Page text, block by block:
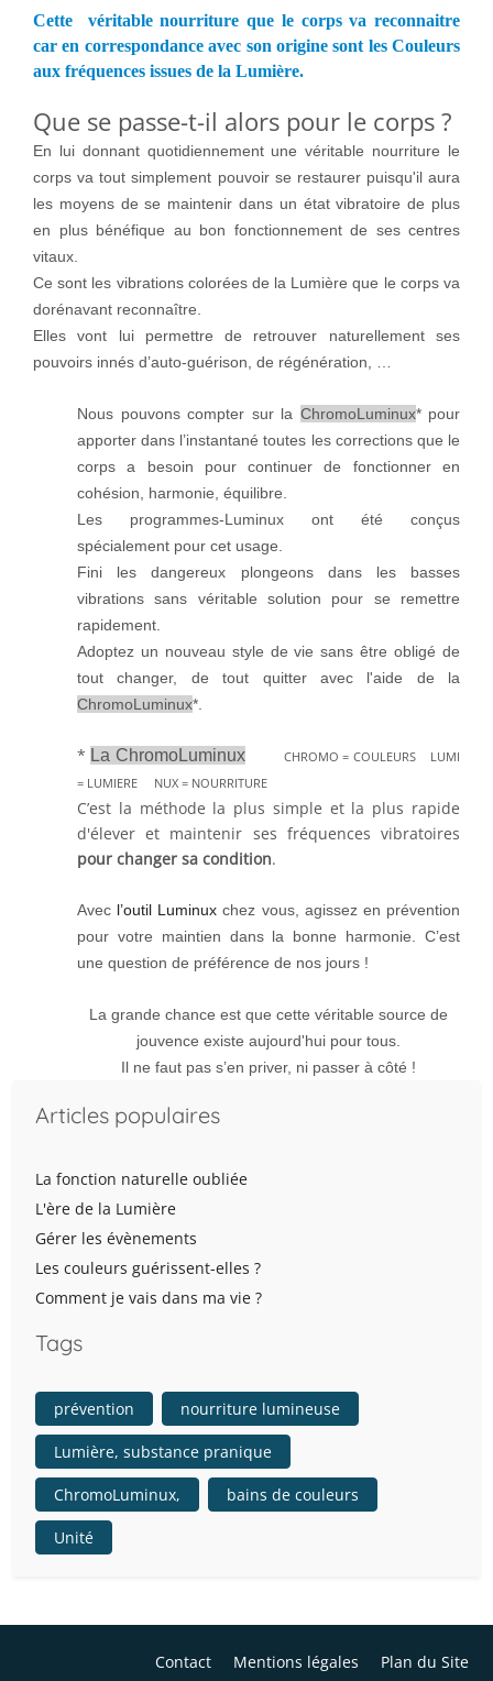
Cette véritable nourriture que le corps va reconnaitre
car en correspondance avec son origine sont les Couleurs
aux fréquences issues de la Lumière.
Que se passe-t-il alors pour le corps ?
En lui donnant quotidiennement une véritable nourriture le
corps va tout simplement pouvoir se restaurer puisqu'il aura
les moyens de se maintenir dans un état vibratoire de plus
en plus bénéfique au bon fonctionnement de ses centres
vitaux.
Ce sont les vibrations colorées de la Lumière que le corps va
dorénavant reconnaître.
Elles vont lui permettre de retrouver naturellement ses
pouvoirs innés d’auto-guérison, de régénération, …
Nous pouvons compter sur la ChromoLuminux* pour
apporter dans l’instantané toutes les corrections que le
corps a besoin pour continuer de fonctionner en
cohésion, harmonie, équilibre.
Les programmes-Luminux ont été conçus
spécialement pour cet usage.
Fini les dangereux plongeons dans les basses
vibrations sans véritable solution pour se remettre
rapidement.
Adoptez un nouveau style de vie sans être obligé de
tout changer, de tout quitter avec l'aide de la
ChromoLuminux*.
* La ChromoLuminux
CHROMO = COULEURS LUMI
= LUMIERE NUX = NOURRITURE
C’est la méthode la plus simple et la plus rapide
d'élever et maintenir ses fréquences vibratoires
pour changer sa condition.
Avec l’outil Luminux chez vous, agissez en prévention
pour votre maintien dans la bonne harmonie. C’est
une question de préférence de nos jours !
La grande chance est que cette véritable source de
jouvence existe aujourd'hui pour tous.
Il ne faut pas s’en priver, ni passer à côté !
Articles populaires
La fonction naturelle oubliée
L'ère de la Lumière
Gérer les évènements
Les couleurs guérissent-elles ?
Comment je vais dans ma vie ?
Tags
prévention nourriture lumineuse
Lumière, substance pranique
ChromoLuminux, bains de couleurs
Unité
Contact Mentions légales
Plan du Site